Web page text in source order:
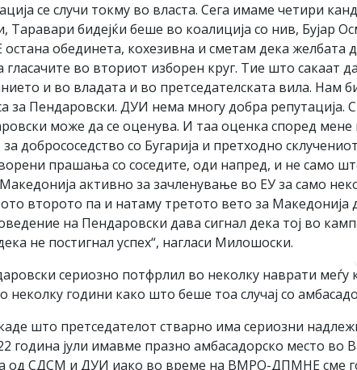
се случи токму во власта. Сега имаме четири
Таравари бидејќи беше во коалиција со нив, Бујар
обединета, кохезивна и сметам дека желбата
во вториот изборен круг. Тие што сакаат
и во владата и во претседателската вила. Нам
за Пендаровски. ДУИ нема многу добра
може да се оценува. И таа оценка според
добрососедство со Бугарија и претходно
прашања со соседите, оди напред, и не само
Македонија активно за зачленување во ЕУ за само
второто па и натаму третото вето за
на Пендаровски дава сигнал дека тој во
не постигнал успех“, нагласи Милошоски.
сериозно потфрлил во неколку наврати
неколку години како што беше тоа случај со
што претседателот стварно има сериозни
година јули имавме празно амбасадорско место
од СДСМ и ДУИ иако во време на ВМРО-ДПМНЕ сме